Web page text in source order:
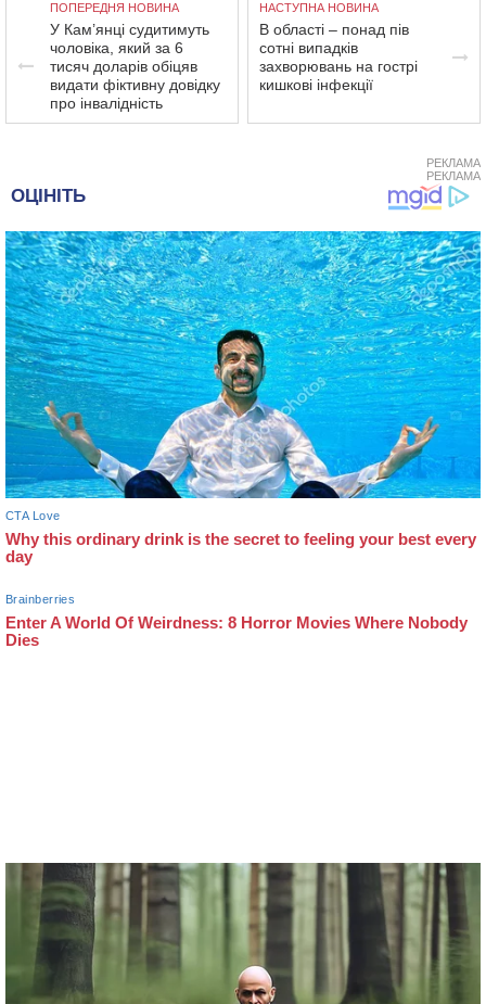
ПОПЕРЕДНЯ НОВИНА
У Кам’янці судитимуть
чоловіка, який за 6
тисяч доларів обіцяв
видати фіктивну довідку
про інвалідність
НАСТУПНА НОВИНА
В області – понад пів
сотні випадків
захворювань на гострі
кишкові інфекції
РЕКЛАМА
РЕКЛАМА